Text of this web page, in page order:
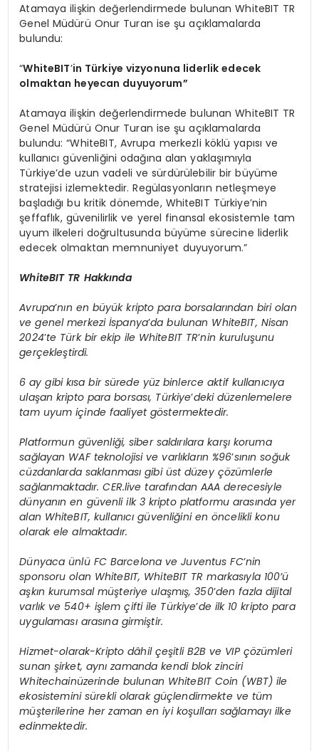
Atamaya ilişkin değerlendirmede bulunan WhiteBIT TR
Genel Müdürü Onur Turan ise şu açıklamalarda
bulundu:
“WhiteBIT’in Türkiye vizyonuna liderlik edecek
olmaktan heyecan duyuyorum”
Atamaya ilişkin değerlendirmede bulunan WhiteBIT TR
Genel Müdürü Onur Turan ise şu açıklamalarda
bulundu: “WhiteBIT, Avrupa merkezli köklü yapısı ve
kullanıcı güvenliğini odağına alan yaklaşımıyla
Türkiye’de uzun vadeli ve sürdürülebilir bir büyüme
stratejisi izlemektedir. Regülasyonların netleşmeye
başladığı bu kritik dönemde, WhiteBIT Türkiye’nin
şeffaflık, güvenilirlik ve yerel finansal ekosistemle tam
uyum ilkeleri doğrultusunda büyüme sürecine liderlik
edecek olmaktan memnuniyet duyuyorum.”
WhiteBIT TR Hakkında
Avrupa’nın en büyük kripto para borsalarından biri olan
ve genel merkezi İspanya’da bulunan WhiteBIT, Nisan
2024’te Türk bir ekip ile WhiteBIT TR’nin kuruluşunu
gerçekleştirdi.
6 ay gibi kısa bir sürede yüz binlerce aktif kullanıcıya
ulaşan kripto para borsası, Türkiye’deki düzenlemelere
tam uyum içinde faaliyet göstermektedir.
Platformun güvenliği, siber saldırılara karşı koruma
sağlayan WAF teknolojisi ve varlıkların %96’sının soğuk
cüzdanlarda saklanması gibi üst düzey çözümlerle
sağlanmaktadır. CER.live tarafından AAA derecesiyle
dünyanın en güvenli ilk 3 kripto platformu arasında yer
alan WhiteBIT, kullanıcı güvenliğini en öncelikli konu
olarak ele almaktadır.
Dünyaca ünlü FC Barcelona ve Juventus FC’nin
sponsoru olan WhiteBIT, WhiteBIT TR markasıyla 100’ü
aşkın kurumsal müşteriye ulaşmış, 350’den fazla dijital
varlık ve 540+ işlem çifti ile Türkiye’de ilk 10 kripto para
uygulaması arasına girmiştir.
Hizmet-olarak-Kripto dâhil çeşitli B2B ve VIP çözümleri
sunan şirket, aynı zamanda kendi blok zinciri
Whitechainüzerinde bulunan WhiteBIT Coin (WBT) ile
ekosistemini sürekli olarak güçlendirmekte ve tüm
müşterilerine her zaman en iyi koşulları sağlamayı ilke
edinmektedir.